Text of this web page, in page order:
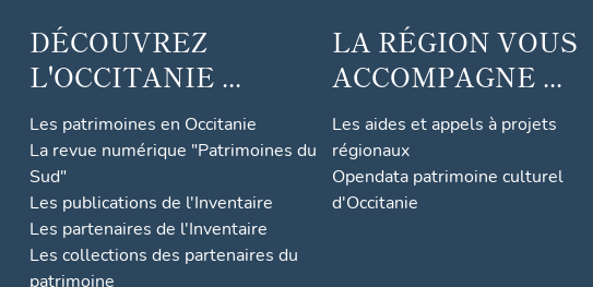
DÉCOUVREZ
L'OCCITANIE ...
Les patrimoines en Occitanie
La revue numérique "Patrimoines du
Sud"
Les publications de l'Inventaire
Les partenaires de l'Inventaire
Les collections des partenaires du
patrimoine
LA RÉGION VOUS
ACCOMPAGNE ...
Les aides et appels à projets
régionaux
Opendata patrimoine culturel
d'Occitanie